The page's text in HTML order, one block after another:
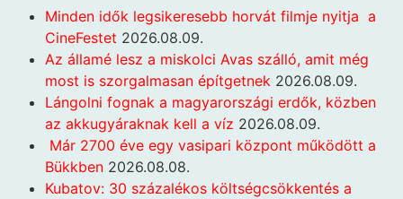
Minden idők legsikeresebb horvát filmje nyitja a
CineFestet 2026.08.09.
Az államé lesz a miskolci Avas szálló, amit még
most is szorgalmasan építgetnek 2026.08.09.
Lángolni fognak a magyarországi erdők, közben
az akkugyáraknak kell a víz 2026.08.09.
Már 2700 éve egy vasipari központ működött a
Bükkben 2026.08.08.
Kubatov: 30 százalékos költségcsökkentés a